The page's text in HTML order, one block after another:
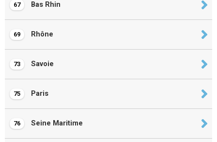
67 Bas Rhin
69 Rhône
73 Savoie
75 Paris
76 Seine Maritime